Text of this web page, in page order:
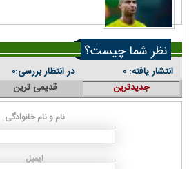
نظر شما چیست؟
انتشار یافته: ۰ در انتظار بررسی:۰
جدیدترین قدیمی ترین
نام و نام خانوادگی
ایمیل